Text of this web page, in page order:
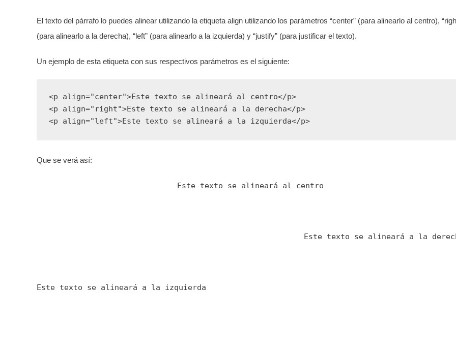
El texto del párrafo lo puedes alinear utilizando la etiqueta align utilizando los parámetros “center” (para alinearlo al centro),
(para alinearlo a la derecha), “left” (para alinearlo a la izquierda) y “justify” (para justificar el texto).
Un ejemplo de esta etiqueta con sus respectivos parámetros es el siguiente:
<p align="center">Este texto se alineará al centro</p>
<p align="right">Este texto se alineará a la derecha</p>
<p align="left">Este texto se alineará a la izquierda</p>
Que se verá así:
Este texto se alineará al centro
Este texto se alineará a la
Este texto se alineará a la izquierda